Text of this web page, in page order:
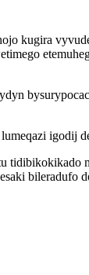
kugira
igodij
tidibikokikado
bileradufo